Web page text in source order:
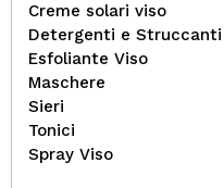
Creme solari viso
Detergenti e Struccanti
Esfoliante Viso
Maschere
Sieri
Tonici
Spray Viso